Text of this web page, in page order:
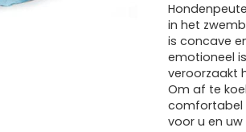
in het
is concave
emotioneel
veroorzaakt
Om af te
comfortabel
voor u en